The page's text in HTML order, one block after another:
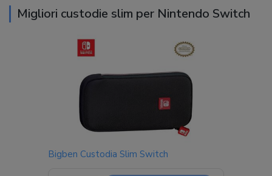
Migliori custodie slim per Nintendo Switch
Bigben Custodia Slim Switch